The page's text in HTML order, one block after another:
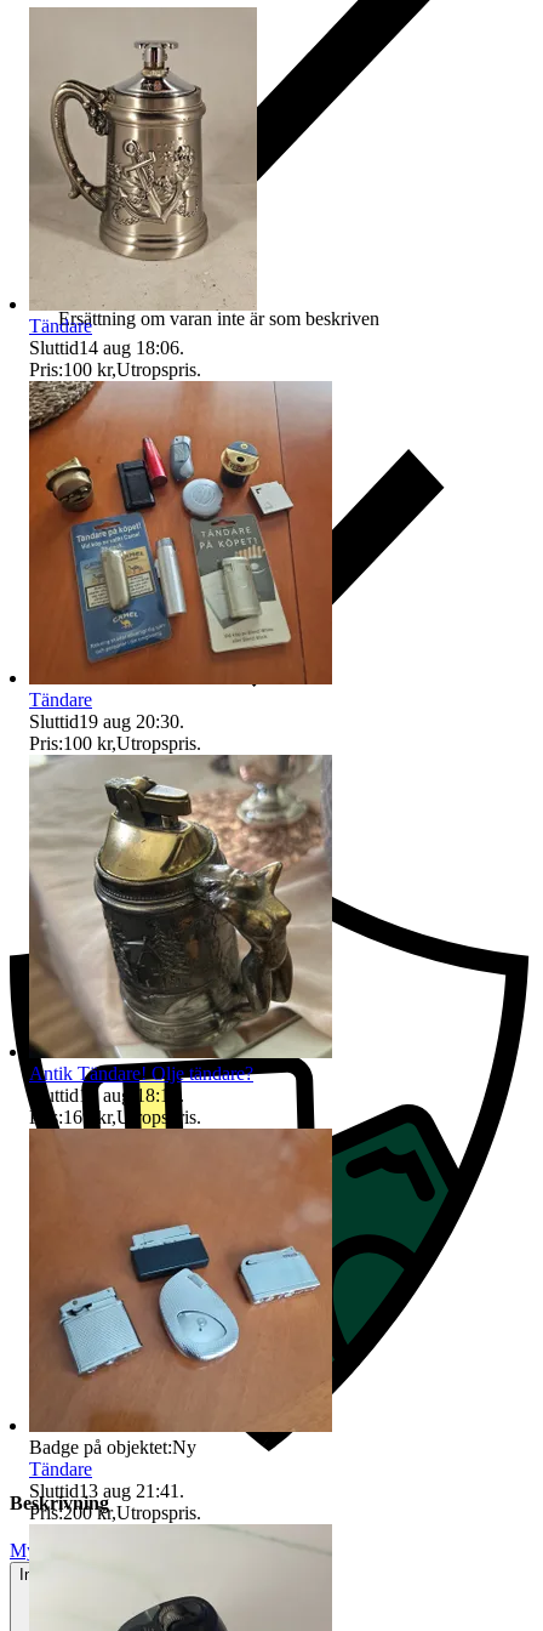
Ersättning om varan inte är som beskriven
Ersättning om du inte får din vara
Beskrivning
Mycket gott skick
Inga eller minimala tecken på användning
Tändare
Sluttid14 aug 18:06.
Pris:100 kr,Utropspris.
Tändare
Sluttid19 aug 20:30.
Pris:100 kr,Utropspris.
Antik Tändare! Olje tändare?
Sluttid17 aug 18:19 .
Pris:169 kr,Utropspris.
Badge på objektet:Ny
Tändare
Sluttid13 aug 21:41 .
Pris:200 kr,Utropspris.